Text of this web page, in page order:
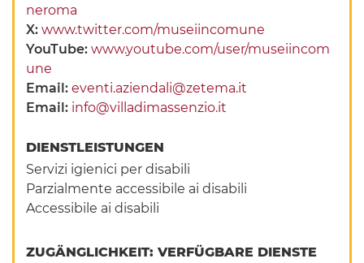
neroma
X:www.twitter.com/museiincomune
YouTube:www.youtube.com/user/museiincom
une
Email:eventi.aziendali@zetema.it
Email: info@villadimassenzio.it
DIENSTLEISTUNGEN
Servizi igienici per disabili
Parzialmente accessibile ai disabili
Accessibile ai disabili
ZUGÄNGLICHKEIT: VERFÜGBARE DIENSTE